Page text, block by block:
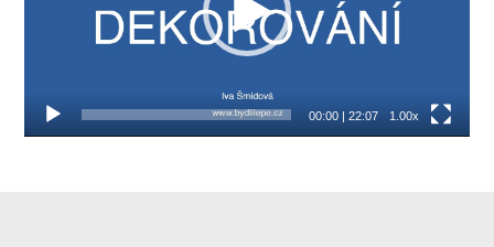
00:00| 22:07 1.00x